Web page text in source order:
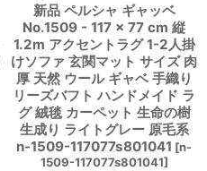
新品 ペルシャ ギャッベ
No.1509 - 117 × 77 cm 縦
1.2m アクセントラグ 1-2人掛
けソファ 玄関マット サイズ 肉
厚 天然 ウール ギャベ 手織り
リーズバフト ハンドメイド ラ
グ 絨毯 カーペット 生命の樹
生成り ライトグレー 原毛系
n-1509-117077s801041 [n-
1509-117077s801041]